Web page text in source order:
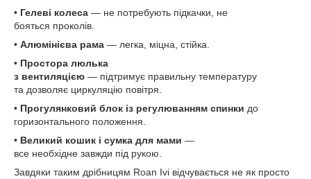
• Гелеві колеса — не потребують підкачки, не
бояться проколів.
• Алюмінієва рама — легка, міцна, стійка.
• Простора люлька
з вентиляцією — підтримує правильну температуру
та дозволяє циркуляцію повітря.
• Прогулянковий блок із регулюванням спинки до
горизонтального положення.
• Великий кошик і сумка для мами —
все необхідне завжди під рукою.
Завдяки таким дрібницям Roan Ivi відчувається не як просто